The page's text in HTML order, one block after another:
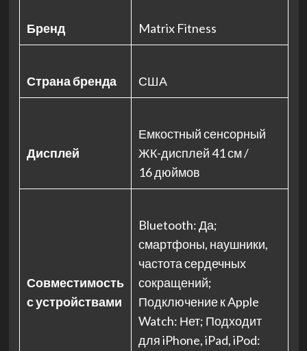
Бренд Matrix Fitness
Страна бренда США
Дисплей
Емкостный сенсорный
ЖК-дисплей 41 см /
16 дюймов
Совместимость
с устройствами
Bluetooth: Да;
смартфоны, наушники,
частота сердечных
сокращений;
Подключение к Apple
Watch: Нет; Подходит
для iPhone, iPad, iPod: